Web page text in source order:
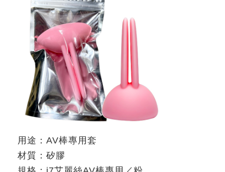
用途： AV棒專用套
材質：矽膠